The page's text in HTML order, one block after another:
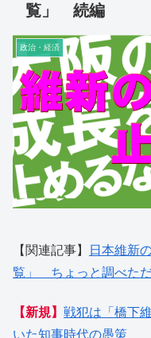
覧」 続編
政治・経済
【関連記事】
日本維新
覧」 ちょっと調べた
【新規】 戦犯は「橋下
いた知事時代の愚策